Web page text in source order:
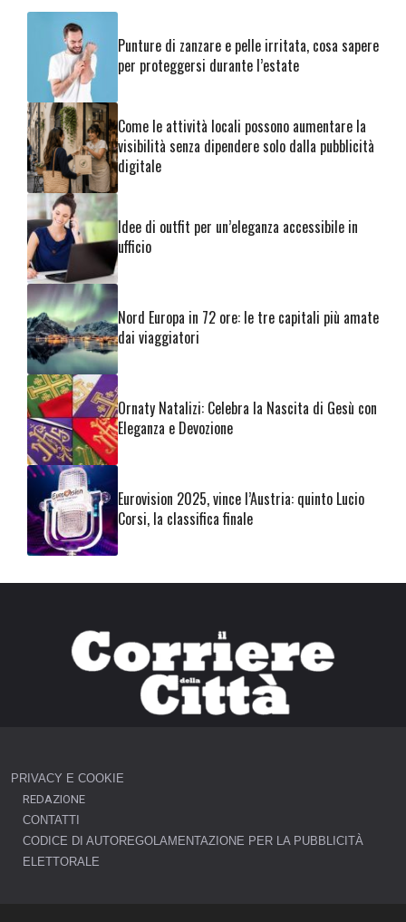
Punture di zanzare e pelle irritata, cosa sapere
per proteggersi durante l’estate
Come le attività locali possono aumentare la
visibilità senza dipendere solo dalla pubblicità
digitale
Idee di outfit per un’eleganza accessibile in
ufficio
Nord Europa in 72 ore: le tre capitali più amate
dai viaggiatori
Ornaty Natalizi: Celebra la Nascita di Gesù con
Eleganza e Devozione
Eurovision 2025, vince l’Austria: quinto Lucio
Corsi, la classifica finale
PRIVACY E COOKIE
REDAZIONE
CONTATTI
CODICE DI AUTOREGOLAMENTAZIONE PER LA PUBBLICITÀ
ELETTORALE